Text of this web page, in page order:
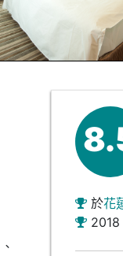
、
於花
2018